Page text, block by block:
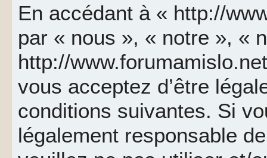
En accédant à « http://
par « nous », « notre », «
http://
vous acceptez d’être
conditions suivantes. Si
légalement responsable